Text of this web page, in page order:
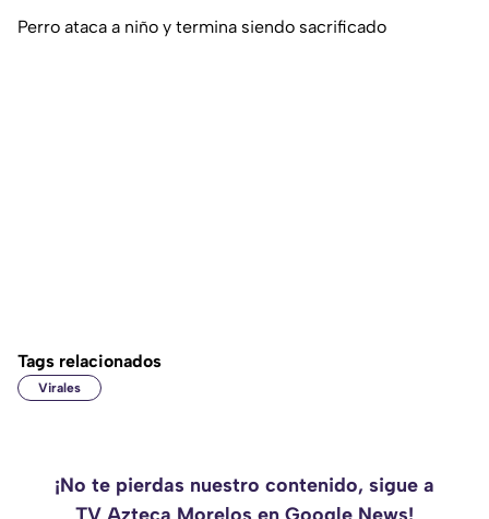
Perro ataca a niño y termina siendo sacrificado
Tags relacionados
Virales
¡No te pierdas nuestro contenido, sigue a